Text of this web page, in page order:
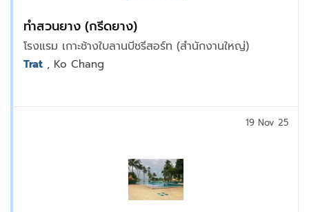
ทำสวนยาง (กรีดยาง)
โรงแรม เกาะช้างใบลานบีชรีสอร์ท (สำนักงานใหญ่)
Trat , Ko Chang
19 Nov 25